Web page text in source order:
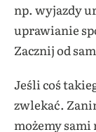
np. wyjazdy
uprawianie
Zacznij od
Jeśli coś
zwlekać.
możemy sami